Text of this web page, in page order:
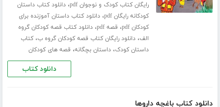
رایگان کتاب کودک و نوجوان pdf
،دانلود کتاب داستان
کودکانه رایگان pdf
،دانلود کتاب داستان آموزنده برای
کودکان pdf
، قصه pdf ،دانلود کتاب قصه کودکان گروه
الف،دانلود رایگان کتاب قصه کودکان گروه ب،کتاب
داستان کودک،داستان بچگانه، قصه های کودکان
دانلود کتاب
دانلود کتاب باغچه داروها